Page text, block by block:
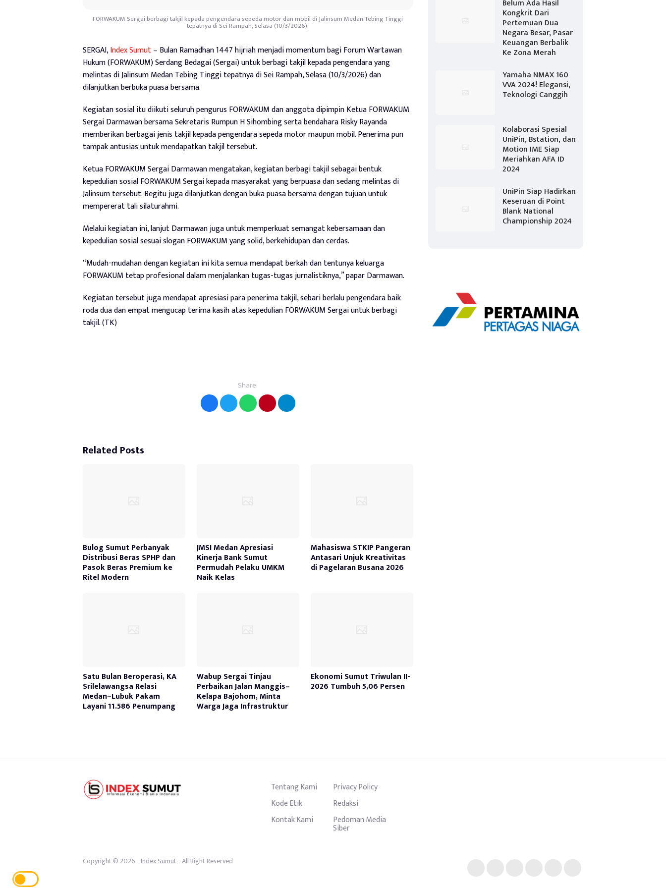
FORWAKUM Sergai berbagi takjil kepada pengendara sepeda motor dan mobil di Jalinsum Medan Tebing Tinggi
tepatnya di Sei Rampah, Selasa (10/3/2026).
SERGAI,Index Sumut– Bulan Ramadhan 1447 hijriah menjadi momentum bagi Forum Wartawan
Hukum (FORWAKUM) Serdang Bedagai (Sergai) untuk berbagi takjil kepada pengendara yang
melintas di Jalinsum Medan Tebing Tinggi tepatnya di Sei Rampah, Selasa (10/3/2026) dan
dilanjutkan berbuka puasa bersama.
Kegiatan sosial itu diikuti seluruh pengurus FORWAKUM dan anggota dipimpin Ketua FORWAKUM
Sergai Darmawan bersama Sekretaris Rumpun H Sihombing serta bendahara Risky Rayanda
memberikan berbagai jenis takjil kepada pengendara sepeda motor maupun mobil. Penerima pun
tampak antusias untuk mendapatkan takjil tersebut.
Ketua FORWAKUM Sergai Darmawan mengatakan, kegiatan berbagi takjil sebagai bentuk
kepedulian sosial FORWAKUM Sergai kepada masyarakat yang berpuasa dan sedang melintas di
Jalinsum tersebut. Begitu juga dilanjutkan dengan buka puasa bersama dengan tujuan untuk
mempererat tali silaturahmi.
Melalui kegiatan ini, lanjut Darmawan juga untuk memperkuat semangat kebersamaan dan
kepedulian sosial sesuai slogan FORWAKUM yang solid, berkehidupan dan cerdas.
“Mudah-mudahan dengan kegiatan ini kita semua mendapat berkah dan tentunya keluarga
FORWAKUM tetap profesional dalam menjalankan tugas-tugas jurnalistiknya,” papar Darmawan.
Kegiatan tersebut juga mendapat apresiasi para penerima takjil, sebari berlalu pengendara baik
roda dua dan empat mengucap terima kasih atas kepedulian FORWAKUM Sergai untuk berbagi
takjil. (TK)
Share:
Related Posts
Bulog Sumut Perbanyak
Distribusi Beras SPHP dan
Pasok Beras Premium ke
Ritel Modern
JMSI Medan Apresiasi
Kinerja Bank Sumut
Permudah Pelaku UMKM
Naik Kelas
Mahasiswa STKIP Pangeran
Antasari Unjuk Kreativitas
di Pagelaran Busana 2026
Satu Bulan Beroperasi, KA
Srilelawangsa Relasi
Medan–Lubuk Pakam
Layani 11.586 Penumpang
Wabup Sergai Tinjau
Perbaikan Jalan Manggis–
Kelapa Bajohom, Minta
Warga Jaga Infrastruktur
Ekonomi Sumut Triwulan II-
2026 Tumbuh 5,06 Persen
Belum Ada Hasil
Kongkrit Dari
Pertemuan Dua
Negara Besar, Pasar
Keuangan Berbalik
Ke Zona Merah
Yamaha NMAX 160
VVA 2024! Elegansi,
Teknologi Canggih
Kolaborasi Spesial
UniPin, Bstation, dan
Motion IME Siap
Meriahkan AFA ID
2024
UniPin Siap Hadirkan
Keseruan di Point
Blank National
Championship 2024
Tentang Kami
Privacy Policy
Kode Etik
Redaksi
Kontak Kami
Pedoman Media
Siber
Copyright © 2026 -Index Sumut- All Right Reserved